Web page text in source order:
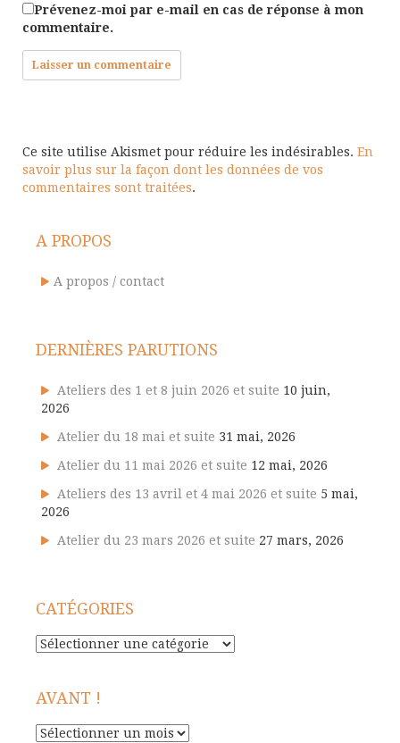
Prévenez-moi par e-mail en cas de réponse à mon
commentaire.
Ce site utilise Akismet pour réduire les indésirables. En
savoir plus sur la façon dont les données de vos
commentaires sont traitées.
A PROPOS
A propos / contact
DERNIÈRES PARUTIONS
Ateliers des 1 et 8 juin 2026 et suite 10 juin,
2026
Atelier du 18 mai et suite 31 mai, 2026
Atelier du 11 mai 2026 et suite 12 mai, 2026
Ateliers des 13 avril et 4 mai 2026 et suite 5 mai,
2026
Atelier du 23 mars 2026 et suite 27 mars, 2026
CATÉGORIES
Catégories
AVANT !
Avant